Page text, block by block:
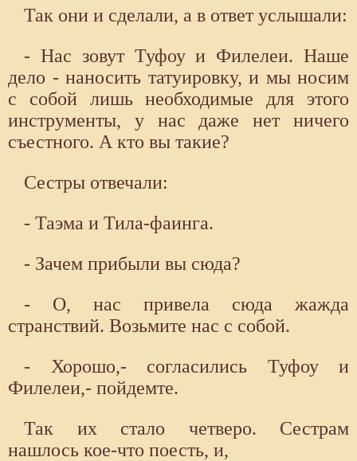
Так они и сделали, а в ответ услышали:
- Нас зовут Туфоу и Филелеи. Наше
дело - наносить татуировку, и мы носим
с собой лишь необходимые для этого
инструменты, у нас даже нет ничего
съестного. А кто вы такие?
Сестры отвечали:
- Таэма и Тила-фаинга.
- Зачем прибыли вы сюда?
- О, нас привела сюда жажда
странствий. Возьмите нас с собой.
- Хорошо,- согласились Туфоу и
Филелеи,- пойдемте.
Так их стало четверо. Сестрам
нашлось кое-что поесть, и,